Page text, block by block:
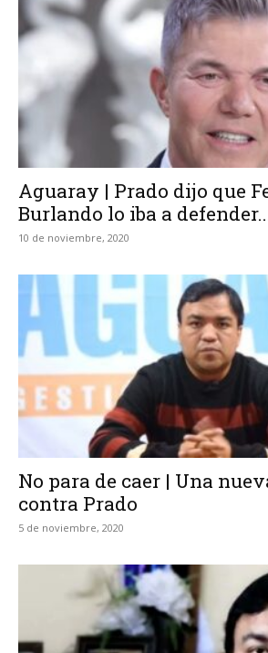
Aguaray | Prado dijo que
Burlando lo iba a
10 de noviembre, 2020
No para de caer | Una
contra Prado
5 de noviembre, 2020